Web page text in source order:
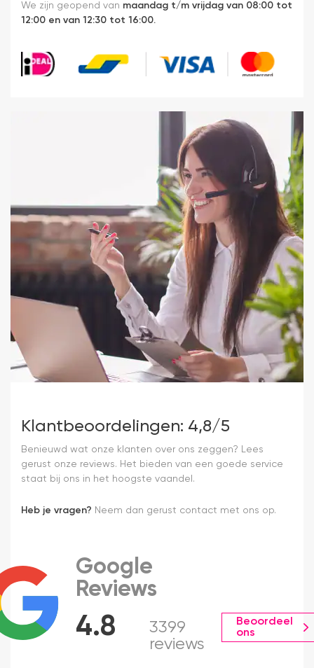
We zijn geopend van maandag t/m vrijdag van 08:00 tot
12:00 en van 12:30 tot 16:00.
Klantbeoordelingen: 4,8/5
Benieuwd wat onze klanten over ons zeggen? Lees
gerust onze reviews. Het bieden van een goede service
staat bij ons in het hoogste vaandel.
Heb je vragen? Neem dan gerust contact met ons op.
4.8
Google
Reviews
3399
reviews
Beoordeel
ons